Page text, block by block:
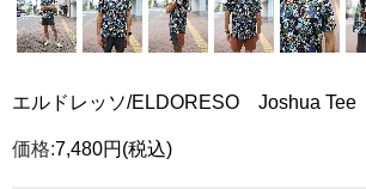
エルドレッソ/ELDORESO Joshua Tee
価格:7,480円 (税込)